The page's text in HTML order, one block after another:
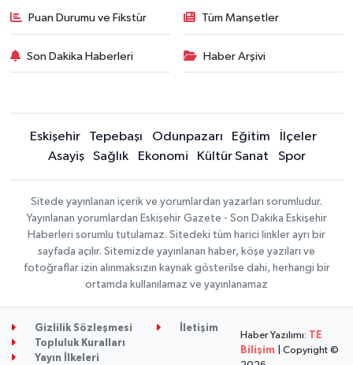
Puan Durumu ve Fikstür Tüm Manşetler
Son Dakika Haberleri Haber Arşivi
Eskişehir Tepebaşı Odunpazarı Eğitim
İlçeler
Asayiş
Sağlık Ekonomi Kültür Sanat Spor
Sitede yayınlanan içerik ve yorumlardan yazarları sorumludur.
Yayınlanan yorumlardan Eskişehir Gazete - Son Dakika Eskişehir
Haberleri sorumlu tutulamaz. Sitedeki tüm harici linkler ayrı bir
sayfada açılır. Sitemizde yayınlanan haber, köşe yazıları ve
fotoğraflar izin alınmaksızın kaynak gösterilse dahi, herhangi bir
ortamda kullanılamaz ve yayınlanamaz
Gizlilik Sözleşmesi
İletişim
Topluluk Kuralları
Yayın İlkeleri
Haber Yazılımı: TE
Bilişim | Copyright ©